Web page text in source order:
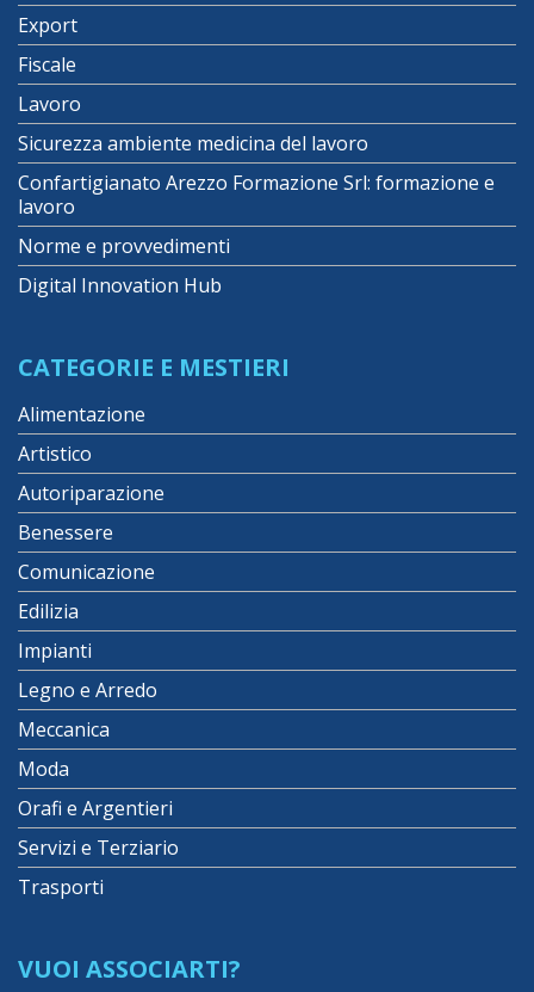
Export
Fiscale
Lavoro
Sicurezza ambiente medicina del lavoro
Confartigianato Arezzo Formazione Srl: formazione e
lavoro
Norme e provvedimenti
Digital Innovation Hub
CATEGORIE E MESTIERI
Alimentazione
Artistico
Autoriparazione
Benessere
Comunicazione
Edilizia
Impianti
Legno e Arredo
Meccanica
Moda
Orafi e Argentieri
Servizi e Terziario
Trasporti
VUOI ASSOCIARTI?